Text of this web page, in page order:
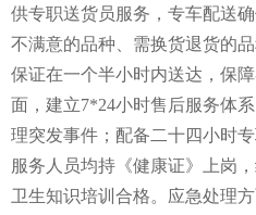
供专职送货员服务，专车配送
不满意的品种、需换货退货的
保证在一个半小时内送达，保
面，建立7*24小时售后服务体
理突发事件；配备二十四小时
服务人员均持《健康证》上岗
卫生知识培训合格。应急处理